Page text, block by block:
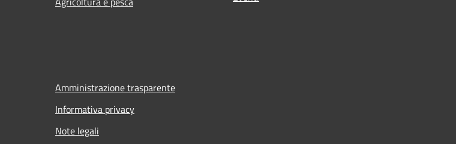
Amministrazione trasparente
Informativa privacy
Note legali